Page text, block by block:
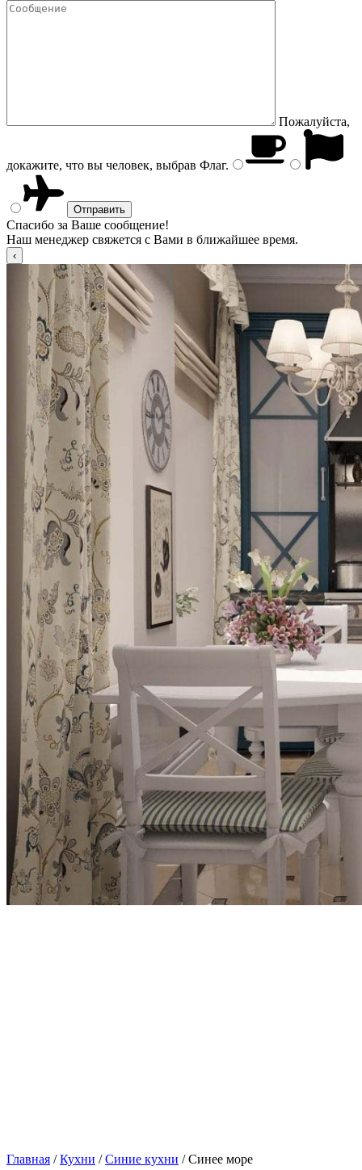
Пожалуйста,
докажите, что вы человек, выбрав Флаг.
Спасибо за Ваше сообщение!
Наш менеджер свяжется с Вами в ближайшее время.
Главная /Кухни /Синие кухни / Синее море